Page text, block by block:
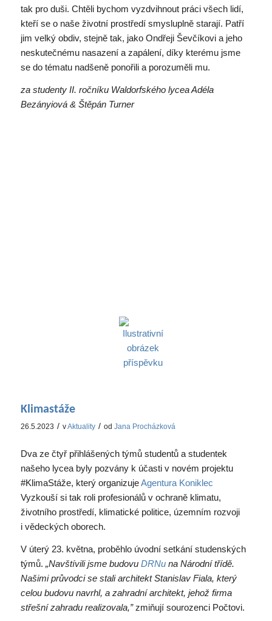
tak pro duši. Chtěli bychom vyzdvihnout práci všech lidí,
kteří se o naše životní prostředí smysluplně starají. Patří
jim velký obdiv, stejně tak, jako Ondřeji Ševčíkovi a jeho
neskutečnému nasazení a zapálení, díky kterému jsme
se do tématu nadšeně ponořili a porozuměli mu.
za studenty II. ročníku Waldorfského lycea Adéla
Bezányiová & Štěpán Turner
Klimastáže
26.5.2023 / vAktuality / od Jana Procházková
Dva ze čtyř přihlášených týmů studentů a studentek
našeho lycea byly pozvány k účasti v novém projektu
#KlimaStáže, který organizujeAgentura Koniklec
Vyzkouší si tak roli profesionálů v ochraně klimatu,
životního prostředí, klimatické politice, územním rozvoji
i vědeckých oborech.
V úterý 23. května, proběhlo úvodní setkání studenských
týmů. „Navštívili jsme budovu DRNuna Národní třídě.
Našimi průvodci se stali architekt Stanislav Fiala, který
celou budovu navrhl, a zahradní architekt, jehož firma
střešní zahradu realizovala,”zmiňují sourozenci Počtovi.